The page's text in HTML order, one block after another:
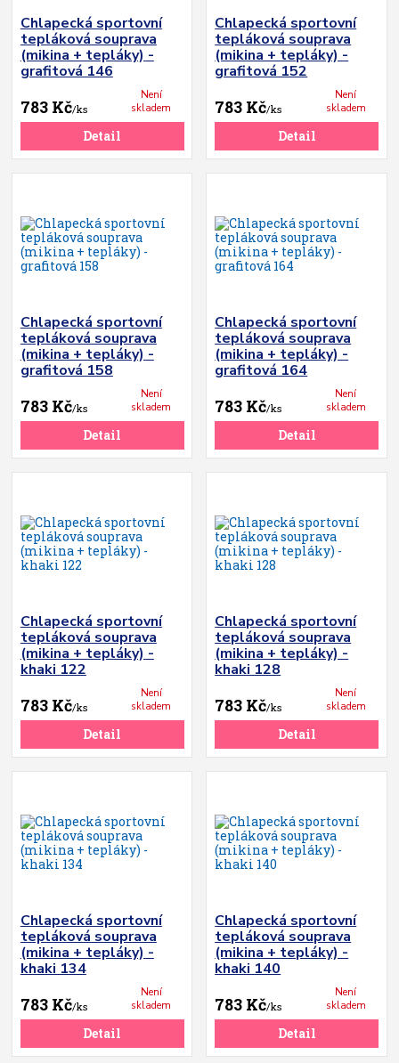
Chlapecká sportovní
tepláková souprava
(mikina + tepláky) -
grafitová 146
783 Kč/ks
Není
skladem
Detail
Chlapecká sportovní
tepláková souprava
(mikina + tepláky) -
grafitová 152
783 Kč/ks
Není
skladem
Detail
Chlapecká sportovní
tepláková souprava
(mikina + tepláky) -
grafitová 158
783 Kč/ks
Není
skladem
Detail
Chlapecká sportovní
tepláková souprava
(mikina + tepláky) -
grafitová 164
783 Kč/ks
Není
skladem
Detail
Chlapecká sportovní
tepláková souprava
(mikina + tepláky) -
khaki 122
783 Kč/ks
Není
skladem
Detail
Chlapecká sportovní
tepláková souprava
(mikina + tepláky) -
khaki 128
783 Kč/ks
Není
skladem
Detail
Chlapecká sportovní
tepláková souprava
(mikina + tepláky) -
khaki 134
783 Kč/ks
Není
skladem
Detail
Chlapecká sportovní
tepláková souprava
(mikina + tepláky) -
khaki 140
783 Kč/ks
Není
skladem
Detail